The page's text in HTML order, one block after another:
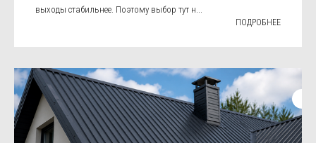
выходы стабильнее. Поэтому выбор тут н...
ПОДРОБНЕЕ